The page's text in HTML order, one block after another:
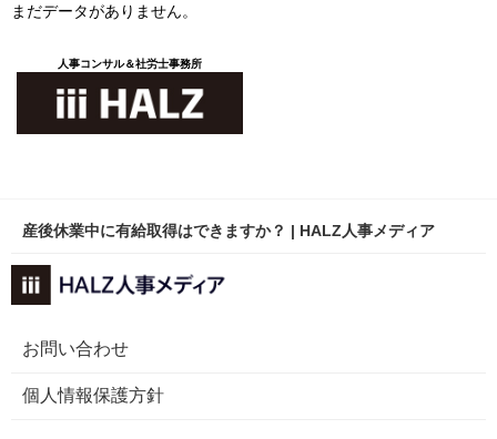
まだデータがありません。
人事コンサル＆社労士事務所
産後休業中に有給取得はできますか？ | HALZ人事メディア
お問い合わせ
個人情報保護方針